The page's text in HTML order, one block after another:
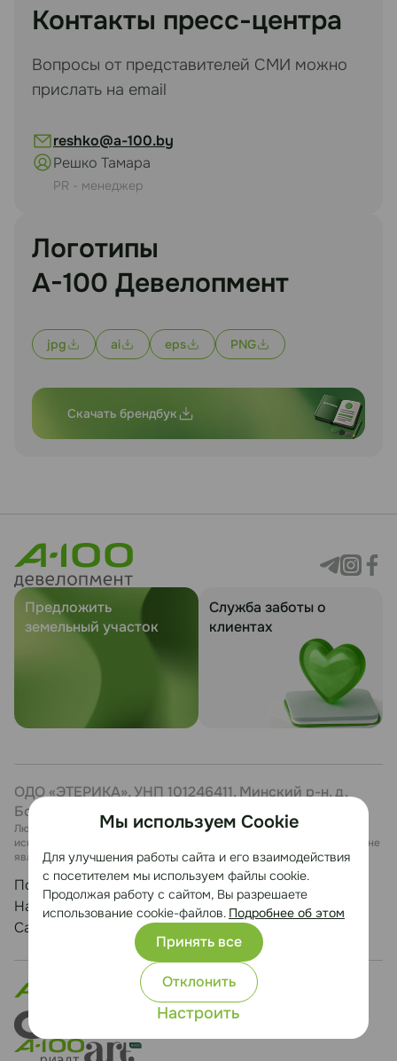
Контакты пресс-центра
Вопросы от представителей СМИ можно
прислать на email
reshko@a-100.by
Решко Тамара
PR - менеджер
Логотипы
А-100 Девелопмент
jpg ai eps PNG
Скачать брендбук
Предложить
земельный участок
Служба заботы о
клиентах
ОДО «ЭТЕРИКА», УНП 101246411, Минский р-н, д.
Боровая, 7, каб. 27
Любая информация, представленная на данном сайте, носит
исключительно информационный характер и ни при каких условиях не
является публичной офертой.
Политика конфиденциальности
Настройка cookie
Сайт разработан Медиа Лайн
Мы используем Cookie
Для улучшения работы сайта и его взаимодействия
с посетителем мы используем файлы cookie.
Продолжая работу с сайтом, Вы разрешаете
использование cookie-файлов. Подробнее об этом
Принять все
Отклонить
Настроить